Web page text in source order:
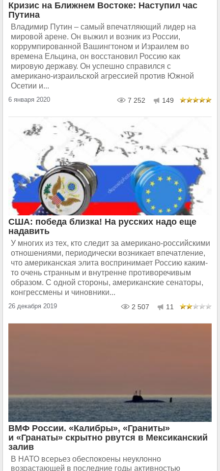
Кризис на Ближнем Востоке: Наступил час
Путина
Владимир Путин – самый впечатляющий лидер на
мировой арене. Он выжил и возник из России,
коррумпированной Вашингтоном и Израилем во
времена Ельцина, он восстановил Россию как
мировую державу. Он успешно справился с
американо-израильской агрессией против Южной
Осетии и...
6 января 2020 7 252 149
США: победа близка! На русских надо еще
надавить
У многих из тех, кто следит за американо-российскими
отношениями, периодически возникает впечатление,
что американская элита воспринимает Россию каким-
то очень странным и внутренне противоречивым
образом. С одной стороны, американские сенаторы,
конгрессмены и чиновники...
26 декабря 2019 2 507 11
ВМФ России. «Калибры», «Граниты»
и «Гранаты» скрытно рвутся в Мексиканский
залив
В НАТО всерьез обеспокоены неуклонно
возрастающей в последние годы активностью